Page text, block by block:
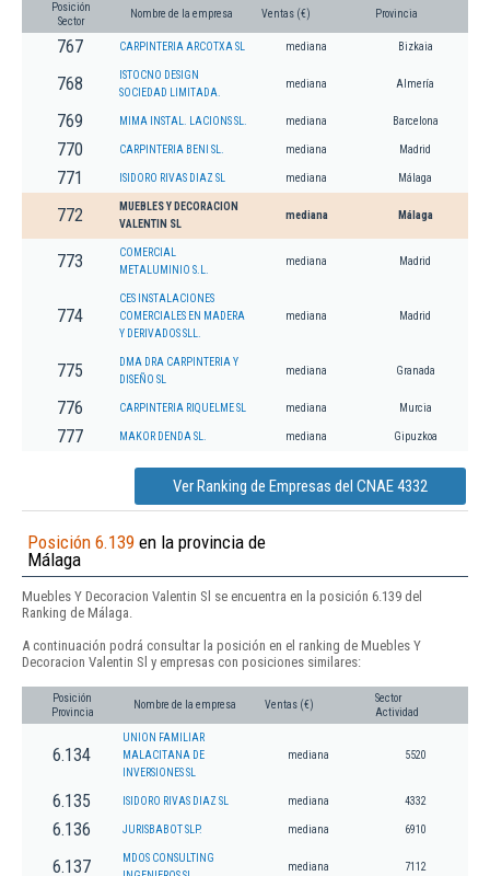
Posición
Sector
Nombre de la empresa Ventas (€) Provincia
767 CARPINTERIA ARCOTXA SL mediana Bizkaia
768
ISTOCNO DESIGN
SOCIEDAD LIMITADA.
mediana Almería
769 MIMA INSTAL. LACIONS SL. mediana Barcelona
770 CARPINTERIA BENI SL. mediana Madrid
771 ISIDORO RIVAS DIAZ SL mediana Málaga
772
MUEBLES Y DECORACION
VALENTIN SL
mediana Málaga
773
COMERCIAL
METALUMINIO S.L.
mediana Madrid
774
CES INSTALACIONES
COMERCIALES EN MADERA
Y DERIVADOS SLL.
mediana Madrid
775
DMA DRA CARPINTERIA Y
DISEÑO SL
mediana Granada
776 CARPINTERIA RIQUELME SL mediana Murcia
777 MAKOR DENDA SL. mediana Gipuzkoa
Ver Ranking de Empresas del CNAE 4332
Posición 6.139 en la provincia de
Málaga
Muebles Y Decoracion Valentin Sl se encuentra en la posición 6.139 del
Ranking de Málaga.
A continuación podrá consultar la posición en el ranking de Muebles Y
Decoracion Valentin Sl y empresas con posiciones similares:
Posición
Provincia
Nombre de la empresa Ventas (€)
Sector
Actividad
6.134
UNION FAMILIAR
MALACITANA DE
INVERSIONES SL
mediana 5520
6.135 ISIDORO RIVAS DIAZ SL mediana 4332
6.136 JURISBABOT SLP. mediana 6910
6.137
MDOS CONSULTING
mediana 7112